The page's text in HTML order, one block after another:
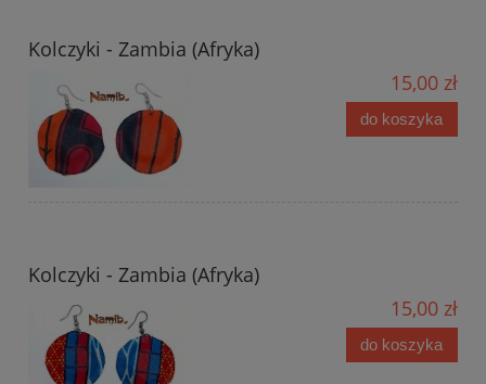
Kolczyki - Zambia (Afryka)
15,00 zł
do koszyka
Kolczyki - Zambia (Afryka)
15,00 zł
do koszyka